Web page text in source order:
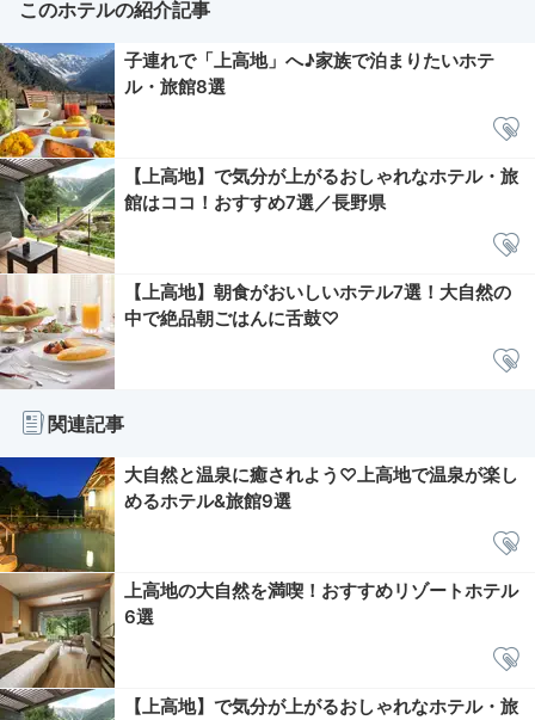
このホテルの紹介記事
子連れで「上高地」へ♪家族で泊まりたいホテ
ル・旅館8選
【上高地】で気分が上がるおしゃれなホテル・旅
館はココ！おすすめ7選／長野県
【上高地】朝食がおいしいホテル7選！大自然の
中で絶品朝ごはんに舌鼓♡
関連記事
大自然と温泉に癒されよう♡上高地で温泉が楽し
めるホテル&旅館9選
上高地の大自然を満喫！おすすめリゾートホテル
6選
【上高地】で気分が上がるおしゃれなホテル・旅